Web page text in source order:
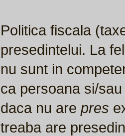
Politica fiscala
presedintelui. La
nu sunt in
ca persoana si/
daca nu are pres
treaba are